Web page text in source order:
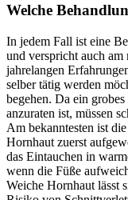
Welche
In jedem Fall ist eine
und verspricht auch
jahrelangen
selber tätig werden
begehen. Da ein
anzuraten ist, müssen
Am bekanntesten ist
Hornhaut zuerst
das Eintauchen in
wenn die Füße
Weiche Hornhaut lässt